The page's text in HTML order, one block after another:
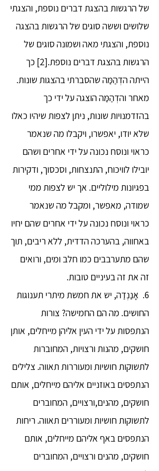
של הרגשות בהצגת דברים נוספת, והצגתי
שלושים וששה סוגים של הרגשות בהצגה
נוספת, והצגתי מאה ושמונה סוגים של
הרגשות בהצגת דברים נוספת.[2] כך
הייתה הדְהַמַּה שהסברתי בהצגות שונות.
מאחר והדְהַמַּה הוצגה על ידי כך
בהזדמנויות שונות, ניתן לצפות שיהיו כאלו
שלא יודו, יאפשרו, ויקבלו מה שנאמר
כראוי ונוסח נכונה על ידי אחרים ושהם
יובילו לוויכוח, התנצחות, וסכסוך, ודקירות
בפגיונות מילוליים. אך יש לצפות ממי
שמודה, מאפשר, ומקבל מה שנאמר
כראוי ונוסח נכונה על ידי אחרים שהם יחיו
באחווה, בהערכה הדדית, ללא ריבים, תוך
שהם מתערבבים כמו חלב ומים, ורואים
זה את זה בעיניים טובות.
6. אָנַנְדַה, יש את חמשת מיתרי תענוגות
החושים. מה הם החמישה? צורות
הנתפסות על ידי העין אליהן מייחלים, אותן
חושקים, מהנות ורצויות, המחוברות
לתשוקות חושיות ומעוררות תאווה. צלילים
הנתפסים באוזניים אליהם מייחלים, אותם
חושקים, מהנים,ורצויים, המחוברים
לתשוקות חושיות ומעוררים תאווה. ריחות
הנתפסים באף אליהם מייחלים, אותם
חושקים, מהנים ורצויים, המחוברים